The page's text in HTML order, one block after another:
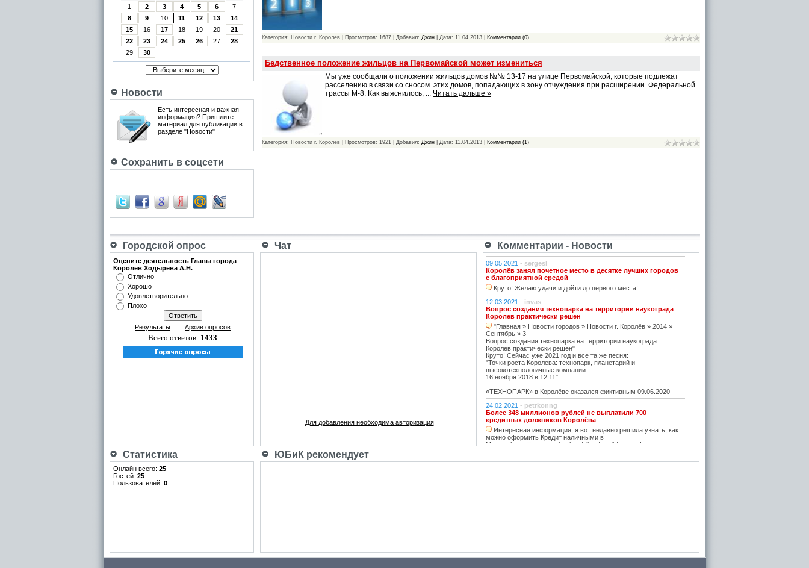
1
2 3 4 5 6
7
8
9 10 11 12 13
14
15
16 17 18 19 20
21
22
23 24 25 26 27
28
29
30
Новости
Есть интересная и важная
информация? Пришлите
материал для публикации в
разделе "Новости"
Сохранить в соцсети
Категория: Новости г. Королёв | Просмотров: 1687 | Добавил: Джин | Дата: 11.04.2013 Комментарии (0)
Бедственное положение жильцов на Первомайской может измениться
Мы уже сообщали о положении жильцов домов №№ 13-17 на улице Первомайской, которые подлежат
расселению в связи со сносом этих домов, попадающих в зону отчуждения при расширении Федеральной
трассы М-8. Как выяснилось, ... Читать дальше »
Категория: Новости г. Королёв | Просмотров: 1921 | Добавил: Джин | Дата: 11.04.2013 Комментарии (1)
Городской опрос Чат Комментарии - Новости
Оцените деятельность Главы города
Королёв Ходырева А.Н.
Отлично
Хорошо
Удовлетворительно
Плохо
Результаты Архив опросов
Всего ответов: 1433
Для добавления необходима авторизация
09.05.2021 - sergesl
Королёв занял почетное место в десятке лучших городов
с благоприятной средой
Круто! Желаю удачи и дойти до первого места!
12.03.2021 - invas
Вопрос создания технопарка на территории наукограда
Королёв практически решён
"Главная » Новости городов » Новости г. Королёв » 2014 »
Сентябрь » 3
Вопрос создания технопарка на территории наукограда
Королёв практически решён"
Круто! Сейчас уже 2021 год и все та же песня:
"Точки роста Королева: технопарк, планетарий и
высокотехнологичные компании
16 ноября 2018 в 12:11"
«ТЕХНОПАРК» в Королёве оказался фиктивным 09.06.2020
24.02.2021 - petrkonng
Более 348 миллионов рублей не выплатили 700
кредитных должников Королёва
Интересная информация, я вот недавно решила узнать, как
можно оформить Кредит наличными в
Москве https://www.vostbank.ru/client/credit/ тут информацию в
Статистика ЮБиК рекомендует
Онлайн всего: 25
Гостей: 25
Пользователей: 0